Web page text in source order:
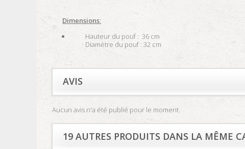
Dimensions:
Hauteur du pouf : 36 cm
Diamètre du pouf : 32 cm
AVIS
Aucun avis n'a été publié pour le moment.
19 AUTRES PRODUITS DANS LA MÊME